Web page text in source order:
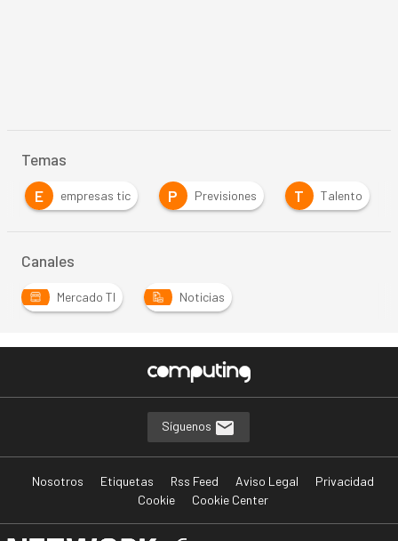
Temas
E
empresas tic P Previsiones T Talento
Canales
Mercado TI Noticias
Síguenos
Nosotros Etiquetas Rss Feed Aviso Legal
Privacidad
Cookie
Cookie Center